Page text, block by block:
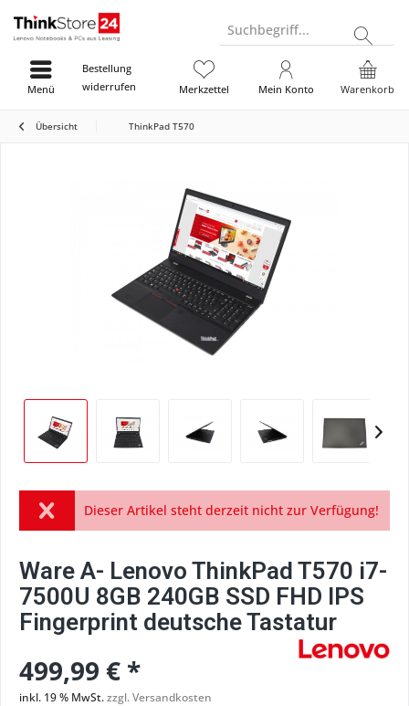
Suchbegriff...
Bestellung
widerrufen
Warenkorb
Merkzettel Mein Konto
Menü
Übersicht ThinkPad T570
Dieser Artikel steht derzeit nicht zur Verfügung!
Ware A- Lenovo ThinkPad T570 i7-
7500U 8GB 240GB SSD FHD IPS
Fingerprint deutsche Tastatur
499,99 € *
inkl. 19 % MwSt.zzgl. Versandkosten